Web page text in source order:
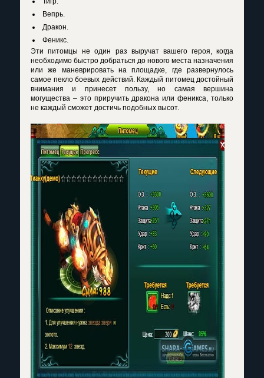
Вепрь.
Дракон.
Феникс.
Эти питомцы не один раз выручат вашего героя, когда
необходимо быстро добраться до нового места назначения
или же маневрировать на площадке, где развернулось
самое пекло боевых действий. Каждый питомец достойный
внимания и принесет пользу, но самая вершина
могущества – это приручить дракона или феникса, только
не каждый сможет достичь подобных высот.